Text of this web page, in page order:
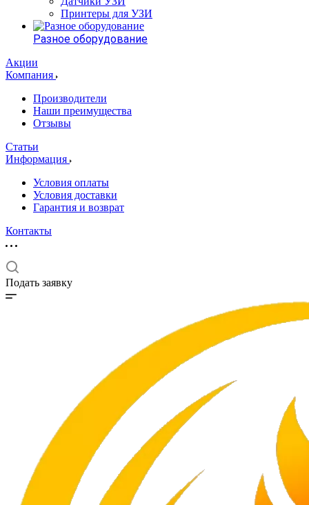
Принтеры для УЗИ
Разное оборудование
Акции
Компания
Производители
Наши преимущества
Отзывы
Статьи
Информация
Условия оплаты
Условия доставки
Гарантия и возврат
Контакты
Подать заявку